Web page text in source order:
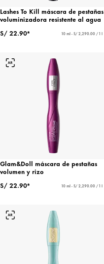
Lashes To Kill máscara de pestañas
voluminizadora resistente al agua
S/ 22.90*
10 ml - S/ 2,290.00 / 1 l
Glam&Doll máscara de pestañas
volumen y rizo
S/ 22.90*
10 ml - S/ 2,290.00 / 1 l